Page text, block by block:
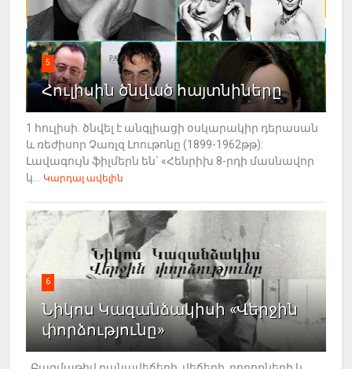
5
Հուլիսին ծնված հայտնիները
1 հուլիսի. ծնվել է անգլիացի օսկարակիր դերասան
և ռեժիսոր Չառլզ Լոութոնը (1899-1962թթ):
Լավագույն ֆիլմերն են` «Հենրիխ 8-րդի մասնավոր
կ...
Կարդալ ավելին
6
Նիկոս Կազանձակիսի «Վերջին
փորձությունը»